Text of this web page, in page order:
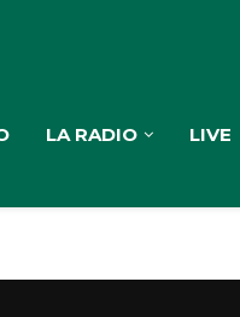
DISAVVENTURA SENZA
LA RADIO LIVE